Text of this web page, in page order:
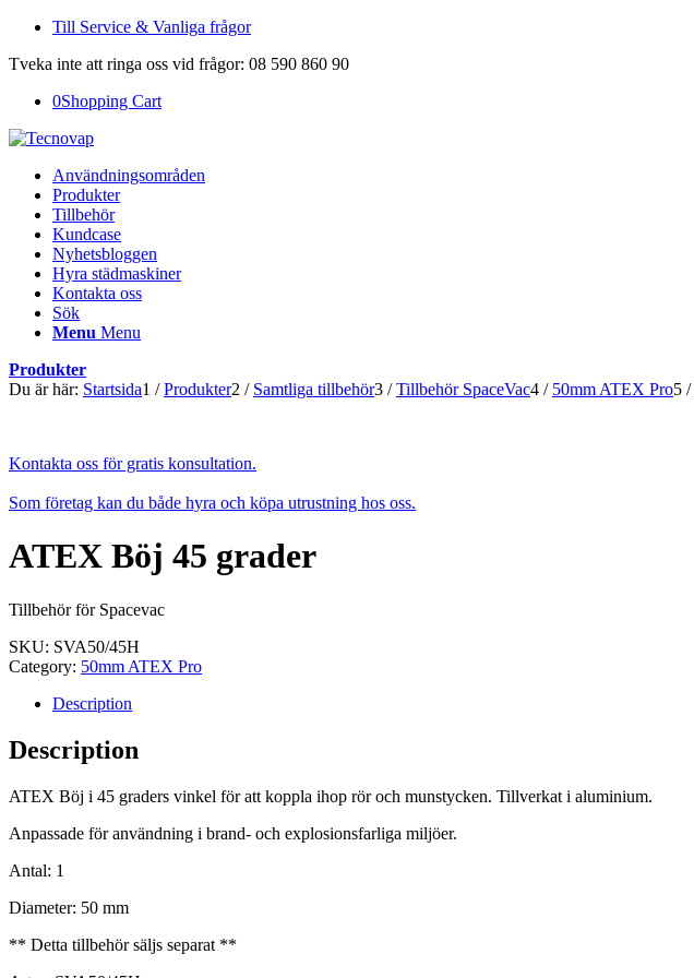
Till Service & Vanliga frågor
Tveka inte att ringa oss vid frågor: 08 590 860 90
0Shopping Cart
Användningsområden
Produkter
Tillbehör
Kundcase
Nyhetsbloggen
Hyra städmaskiner
Kontakta oss
Sök
Menu Menu
Produkter
Du är här: Startsida1 / Produkter2 / Samtliga tillbehör3 / Tillbehör SpaceVac4 / 50mm ATEX Pro5 /
Kontakta oss för gratis konsultation.
Som företag kan du både hyra och köpa utrustning hos oss.
ATEX Böj 45 grader
Tillbehör för Spacevac
SKU: SVA50/45H
Category: 50mm ATEX Pro
Description
Description
ATEX Böj i 45 graders vinkel för att koppla ihop rör och munstycken. Tillverkat i aluminium.
Anpassade för användning i brand- och explosionsfarliga miljöer.
Antal: 1
Diameter: 50 mm
** Detta tillbehör säljs separat **